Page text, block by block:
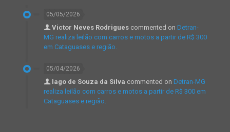
05/05/2026
Victor Neves Rodrigues commented on Detran-
MG realiza leilão com carros e motos a partir de R$ 300
em Cataguases e região.
05/04/2026
Iago de Souza da Silva commented on Detran-MG
realiza leilão com carros e motos a partir de R$ 300 em
Cataguases e região.